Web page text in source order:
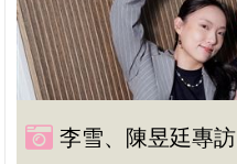
李雪、陳昱廷專訪